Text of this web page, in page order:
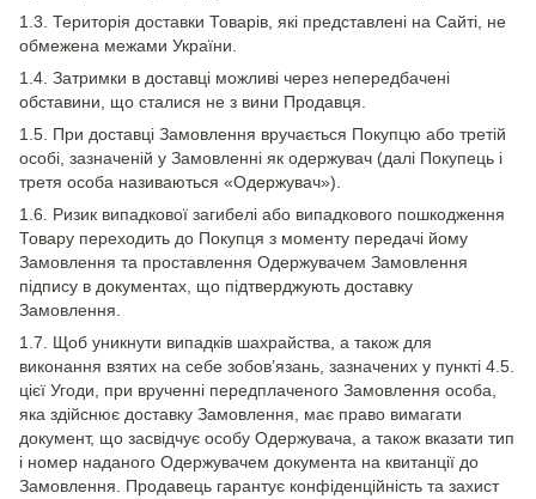
1.3. Територія доставки Товарів, які представлені на Сайті, не
обмежена межами України.
1.4. Затримки в доставці можливі через непередбачені
обставини, що сталися не з вини Продавця.
1.5. При доставці Замовлення вручається Покупцю або третій
особі, зазначеній у Замовленні як одержувач (далі Покупець і
третя особа називаються «Одержувач»).
1.6. Ризик випадкової загибелі або випадкового пошкодження
Товару переходить до Покупця з моменту передачі йому
Замовлення та проставлення Одержувачем Замовлення
підпису в документах, що підтверджують доставку
Замовлення.
1.7. Щоб уникнути випадків шахрайства, а також для
виконання взятих на себе зобов’язань, зазначених у пункті 4.5.
цієї Угоди, при врученні передплаченого Замовлення особа,
яка здійснює доставку Замовлення, має право вимагати
документ, що засвідчує особу Одержувача, а також вказати тип
і номер наданого Одержувачем документа на квитанції до
Замовлення. Продавець гарантує конфіденційність та захист